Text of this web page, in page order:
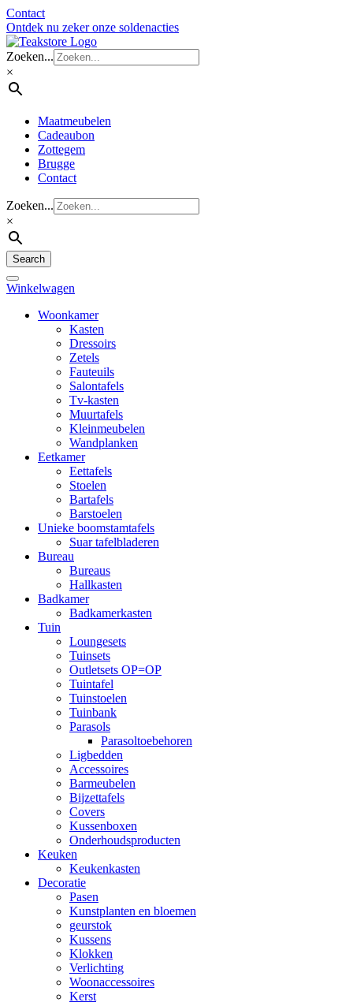
Contact
Ontdek nu zeker onze soldenacties
Zoeken...
×
Maatmeubelen
Cadeaubon
Zottegem
Brugge
Contact
Zoeken...
×
Search
Winkelwagen
Woonkamer
Kasten
Dressoirs
Zetels
Fauteuils
Salontafels
Tv-kasten
Muurtafels
Kleinmeubelen
Wandplanken
Eetkamer
Eettafels
Stoelen
Bartafels
Barstoelen
Unieke boomstamtafels
Suar tafelbladeren
Bureau
Bureaus
Hallkasten
Badkamer
Badkamerkasten
Tuin
Loungesets
Tuinsets
Outletsets OP=OP
Tuintafel
Tuinstoelen
Tuinbank
Parasols
Parasoltoebehoren
Ligbedden
Accessoires
Barmeubelen
Bijzettafels
Covers
Kussenboxen
Onderhoudsproducten
Keuken
Keukenkasten
Decoratie
Pasen
Kunstplanten en bloemen
geurstok
Kussens
Klokken
Verlichting
Woonaccessoires
Kerst